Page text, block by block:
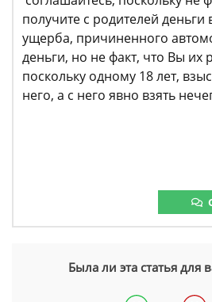
получите с родителей
ущерба, причиненного
деньги, но не факт, что Вы их
поскольку одному 18 лет,
него, а с него явно взять
Была ли эта статья для